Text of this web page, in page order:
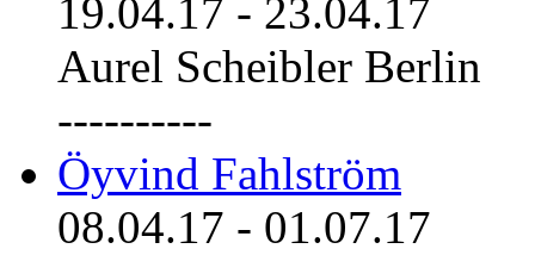
19.04.17 - 23.04.17
Aurel Scheibler Berlin
----------
Öyvind Fahlström
08.04.17 - 01.07.17